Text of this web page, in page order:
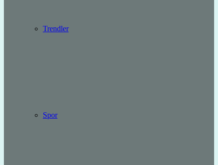
Trendler
Spor